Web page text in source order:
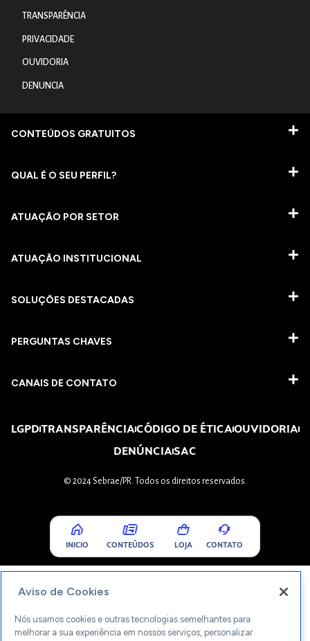
TRANSPARÊNCIA
PRIVACIDADE
OUVIDORIA
DENUNCIA
CONTEÚDOS GRATUITOS
QUAL É O SEU PERFIL?
ATUAÇÃO POR SETOR
ATUAÇÃO INSTITUCIONAL
SOLUÇÕES DESTACADAS
PERGUNTAS CHAVES​
CANAIS DE CONTATO
LGPDTRANSPARÊNCIACÓDIGO DE ÉTICAOUVIDORIA
DENÚNCIASAC
© 2024 Sebrae/PR. Todos os direitos reservados.
INICIO CONTEÚDOS LOJA CONTATO
Aviso de Cookies
Nós usamos cookies e outras tecnologias semelhantes para
melhorar a sua experiência em nossos serviços, personalizar